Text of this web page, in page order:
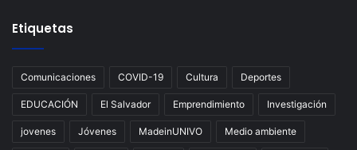
Etiquetas
Comunicaciones COVID-19 Cultura Deportes
EDUCACIÓN El Salvador Emprendimiento Investigación
jovenes Jóvenes MadeinUNIVO Medio ambiente